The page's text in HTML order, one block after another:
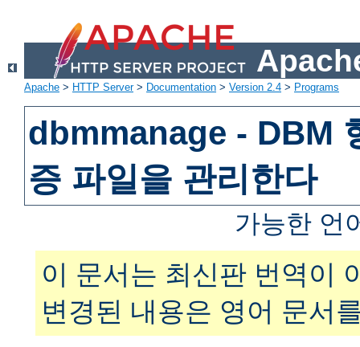
Apache > HTTP Server> Documentation > Version 2.4 > Programs
dbmmanage - DBM
증 파일을 관리한다
가능한 언
이 문서는 최신판 번역이
변경된 내용은 영어 문서